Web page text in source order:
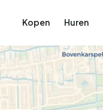
Kopen Huren